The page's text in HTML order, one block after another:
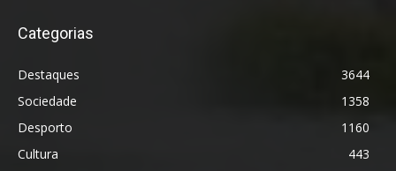
Categorias
Destaques
3644
Sociedade
1358
Desporto
1160
Cultura
443